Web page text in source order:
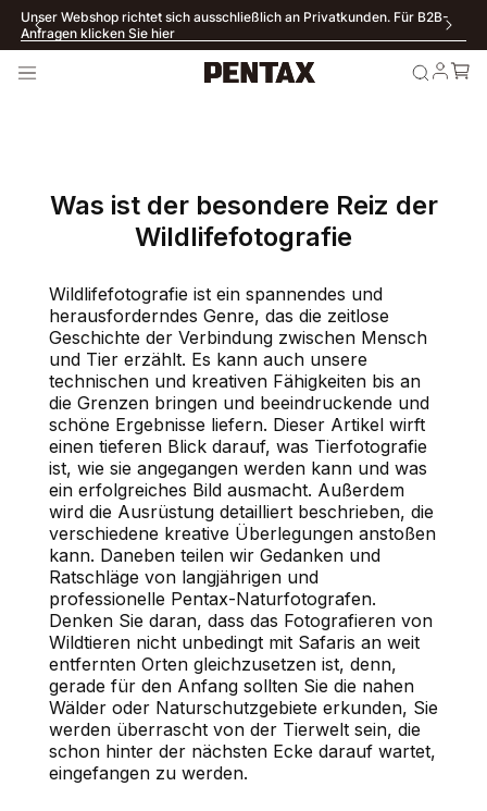
Unser Webshop richtet sich ausschließlich an Privatkunden. Für B2B-
Anfragen klicken Sie hier
Was ist der besondere Reiz der
Wildlifefotografie
Wildlifefotografie ist ein spannendes und
herausforderndes Genre, das die zeitlose
Geschichte der Verbindung zwischen Mensch
und Tier erzählt. Es kann auch unsere
technischen und kreativen Fähigkeiten bis an
die Grenzen bringen und beeindruckende und
schöne Ergebnisse liefern. Dieser Artikel wirft
einen tieferen Blick darauf, was Tierfotografie
ist, wie sie angegangen werden kann und was
ein erfolgreiches Bild ausmacht. Außerdem
wird die Ausrüstung detailliert beschrieben, die
verschiedene kreative Überlegungen anstoßen
kann. Daneben teilen wir Gedanken und
Ratschläge von langjährigen und
professionelle Pentax-Naturfotografen.
Denken Sie daran, dass das Fotografieren von
Wildtieren nicht unbedingt mit Safaris an weit
entfernten Orten gleichzusetzen ist, denn,
gerade für den Anfang sollten Sie die nahen
Wälder oder Naturschutzgebiete erkunden, Sie
werden überrascht von der Tierwelt sein, die
schon hinter der nächsten Ecke darauf wartet,
eingefangen zu werden.